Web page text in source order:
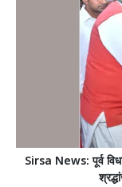
Sirsa News: पूर्व